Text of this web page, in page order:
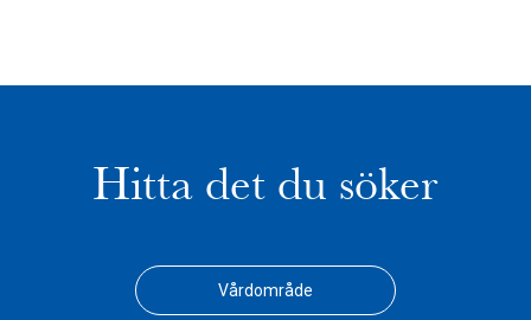
Hitta det du söker
Vårdområde